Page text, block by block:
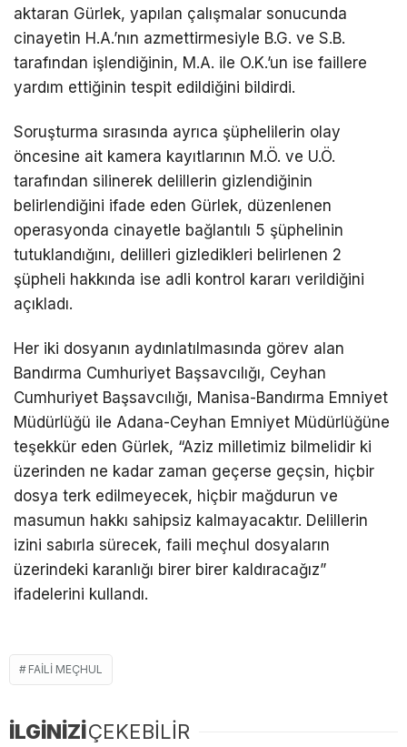
aktaran Gürlek, yapılan çalışmalar sonucunda
cinayetin H.A.’nın azmettirmesiyle B.G. ve S.B.
tarafından işlendiğinin, M.A. ile O.K.’un ise faillere
yardım ettiğinin tespit edildiğini bildirdi.
Soruşturma sırasında ayrıca şüphelilerin olay
öncesine ait kamera kayıtlarının M.Ö. ve U.Ö.
tarafından silinerek delillerin gizlendiğinin
belirlendiğini ifade eden Gürlek, düzenlenen
operasyonda cinayetle bağlantılı 5 şüphelinin
tutuklandığını, delilleri gizledikleri belirlenen 2
şüpheli hakkında ise adli kontrol kararı verildiğini
açıkladı.
Her iki dosyanın aydınlatılmasında görev alan
Bandırma Cumhuriyet Başsavcılığı, Ceyhan
Cumhuriyet Başsavcılığı, Manisa-Bandırma Emniyet
Müdürlüğü ile Adana-Ceyhan Emniyet Müdürlüğüne
teşekkür eden Gürlek, “Aziz milletimiz bilmelidir ki
üzerinden ne kadar zaman geçerse geçsin, hiçbir
dosya terk edilmeyecek, hiçbir mağdurun ve
masumun hakkı sahipsiz kalmayacaktır. Delillerin
izini sabırla sürecek, faili meçhul dosyaların
üzerindeki karanlığı birer birer kaldıracağız”
ifadelerini kullandı.
FAILI MEÇHUL
İLGİNİZİÇEKEBİLİR